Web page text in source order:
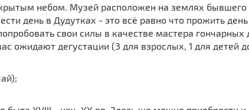
небом. Музей расположен на землях бывшего
день в Дудутках - это всё равно что прожить день
свои силы в качестве мастера гончарных
ожидают дегустации (3 для взрослых, 1 для детей